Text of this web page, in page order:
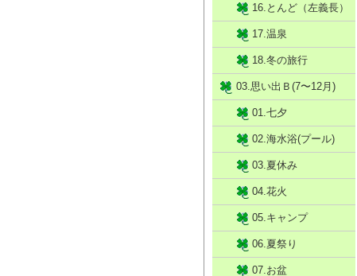
16.とんど（左義長）
17.温泉
18.冬の旅行
03.思い出Ｂ(7〜12月)
01.七夕
02.海水浴(プール)
03.夏休み
04.花火
05.キャンプ
06.夏祭り
07.お盆